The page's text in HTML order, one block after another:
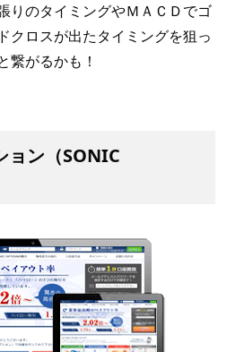
りのタイミングやＭＡＣＤでゴ
クロスが出たタイミングを狙っ
繋がるかも！
ョン（SONIC